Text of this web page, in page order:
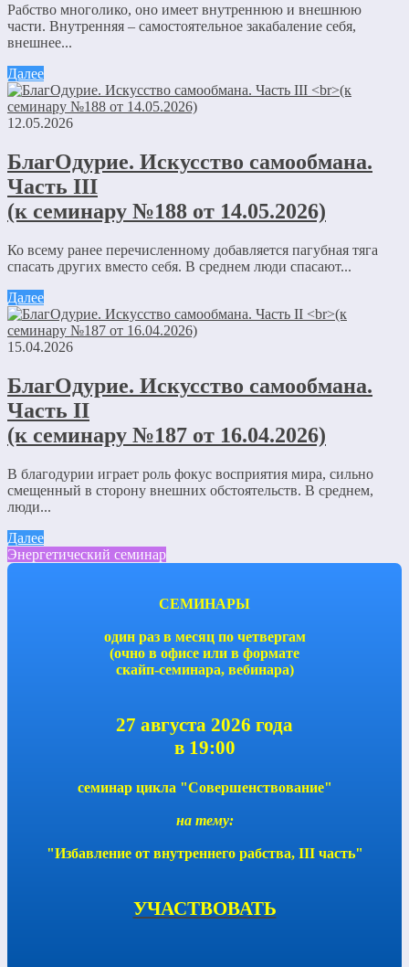
Рабство многолико, оно имеет внутреннюю и внешнюю
части. Внутренняя – самостоятельное закабаление себя,
внешнее...
Далее
12.05.2026
БлагОдурие. Искусство самообмана.
Часть III
(к семинару №188 от 14.05.2026)
Ко всему ранее перечисленному добавляется пагубная тяга
спасать других вместо себя. В среднем люди спасают...
Далее
15.04.2026
БлагОдурие. Искусство самообмана.
Часть II
(к семинару №187 от 16.04.2026)
В благодурии играет роль фокус восприятия мира, сильно
смещенный в сторону внешних обстоятельств. В среднем,
люди...
Далее
Энергетический семинар
СЕМИНАРЫ
один раз в месяц по четвергам
(очно в офисе или в формате
скайп-семинара, вебинара)
27 августа 2026 года
в 19:00
семинар цикла "Совершенствование"
на тему:
"Избавление от внутреннего рабства, III часть"
УЧАСТВОВАТЬ